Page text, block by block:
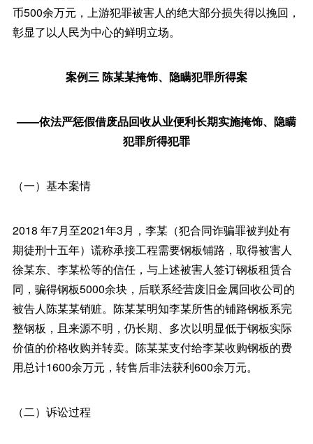
币500余万元，上游犯罪被害人的绝大部分损失得以挽回，
彰显了以人民为中心的鲜明立场。
案例三 陈某某掩饰、隐瞒犯罪所得案
——依法严惩假借废品回收从业便利长期实施掩饰、隐瞒
犯罪所得犯罪
（一）基本案情
2018 年7月至2021年3月，李某（犯合同诈骗罪被判处有
期徒刑十五年）谎称承接工程需要钢板铺路，取得被害人
徐某东、李某松等的信任，与上述被害人签订钢板租赁合
同，骗得钢板5000余块，后联系经营废旧金属回收公司的
被告人陈某某销赃。陈某某明知李某所售的铺路钢板系完
整钢板，且来源不明，仍长期、多次以明显低于钢板实际
价值的价格收购并转卖。陈某某支付给李某收购钢板的费
用总计1600余万元，转售后非法获利600余万元。
（二）诉讼过程